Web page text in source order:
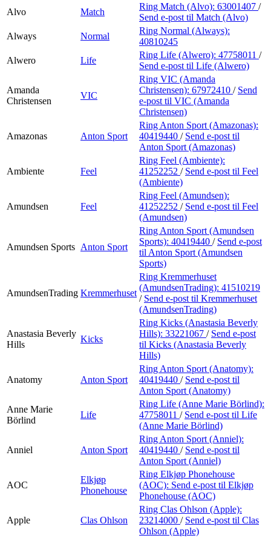
Alvo
Match
Ring Match (Alvo): 63001407 /
Send e-post til Match (Alvo)
Always
Normal
Ring Normal (Always):
40810245
Alwero
Life
Ring Life (Alwero): 47758011 /
Send e-post til Life (Alwero)
Amanda
Christensen
VIC
Ring VIC (Amanda
Christensen): 67972410 / Send
e-post til VIC (Amanda
Christensen)
Amazonas Anton Sport
Ring Anton Sport (Amazonas):
40419440 / Send e-post til
Anton Sport (Amazonas)
Ambiente Feel
Ring Feel (Ambiente):
41252252 / Send e-post til Feel
(Ambiente)
Amundsen Feel
Ring Feel (Amundsen):
41252252 / Send e-post til Feel
(Amundsen)
Amundsen Sports Anton Sport
Ring Anton Sport (Amundsen
Sports): 40419440 / Send e-post
til Anton Sport (Amundsen
Sports)
AmundsenTrading Kremmerhuset
Ring Kremmerhuset
(AmundsenTrading): 41510219
/ Send e-post til Kremmerhuset
(AmundsenTrading)
Anastasia Beverly
Hills
Kicks
Ring Kicks (Anastasia Beverly
Hills): 33221067 / Send e-post
til Kicks (Anastasia Beverly
Hills)
Anatomy Anton Sport
Ring Anton Sport (Anatomy):
40419440 / Send e-post til
Anton Sport (Anatomy)
Anne Marie
Börlind
Life
Ring Life (Anne Marie Börlind):
47758011 / Send e-post til Life
(Anne Marie Börlind)
Anniel Anton Sport
Ring Anton Sport (Anniel):
40419440 / Send e-post til
Anton Sport (Anniel)
AOC
Elkjøp
Phonehouse
Ring Elkjøp Phonehouse
(AOC): Send e-post til Elkjøp
Phonehouse (AOC)
Apple Clas Ohlson
Ring Clas Ohlson (Apple):
23214000 / Send e-post til Clas
Ohlson (Apple)